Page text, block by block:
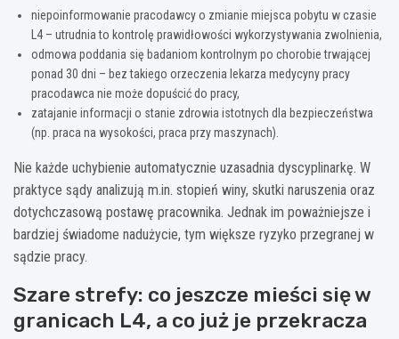
niepoinformowanie pracodawcy o zmianie miejsca pobytu w czasie
L4 – utrudnia to kontrolę prawidłowości wykorzystywania zwolnienia,
odmowa poddania się badaniom kontrolnym po chorobie trwającej
ponad 30 dni – bez takiego orzeczenia lekarza medycyny pracy
pracodawca nie może dopuścić do pracy,
zatajanie informacji o stanie zdrowia istotnych dla bezpieczeństwa
(np. praca na wysokości, praca przy maszynach).
Nie każde uchybienie automatycznie uzasadnia dyscyplinarkę. W
praktyce sądy analizują m.in. stopień winy, skutki naruszenia oraz
dotychczasową postawę pracownika. Jednak im poważniejsze i
bardziej świadome nadużycie, tym większe ryzyko przegranej w
sądzie pracy.
Szare strefy: co jeszcze mieści się w
granicach L4, a co już je przekracza